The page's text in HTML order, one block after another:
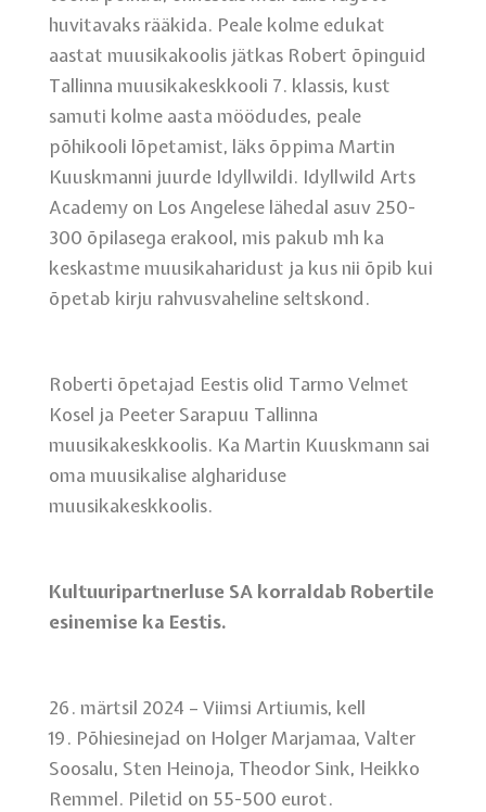
huvitavaks rääkida. Peale kolme edukat
aastat muusikakoolis jätkas Robert õpinguid
Tallinna muusikakeskkooli 7. klassis, kust
samuti kolme aasta möödudes, peale
põhikooli lõpetamist, läks õppima Martin
Kuuskmanni juurde Idyllwildi. Idyllwild Arts
Academy on Los Angelese lähedal asuv 250-
300 õpilasega erakool, mis pakub mh ka
keskastme muusikaharidust ja kus nii õpib kui
õpetab kirju rahvusvaheline seltskond.
Roberti õpetajad Eestis olid Tarmo Velmet
Kosel ja Peeter Sarapuu Tallinna
muusikakeskkoolis. Ka Martin Kuuskmann sai
oma muusikalise alghariduse
muusikakeskkoolis.
Kultuuripartnerluse SA korraldab Robertile
esinemise ka Eestis.
26. märtsil 2024 – Viimsi Artiumis, kell
19. Põhiesinejad on Holger Marjamaa, Valter
Soosalu, Sten Heinoja, Theodor Sink, Heikko
Remmel. Piletid on 55-500 eurot.